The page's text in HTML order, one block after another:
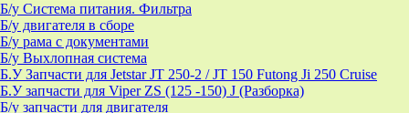
Б/у Система питания. Фильтра
Б/у двигателя в сборе
Б/у рама с документами
Б/у Выхлопная система
Б.У Запчасти для Jetstar JT 250-2 / JT 150 Futong Ji 250 Cruise
Б.У запчасти для Viper ZS (125 -150) J (Разборка)
Б/у запчасти для двигателя